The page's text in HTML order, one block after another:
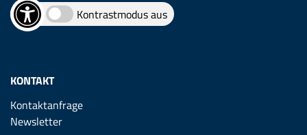
Kontrastmodus aus
KONTAKT
Kontaktanfrage
Newsletter